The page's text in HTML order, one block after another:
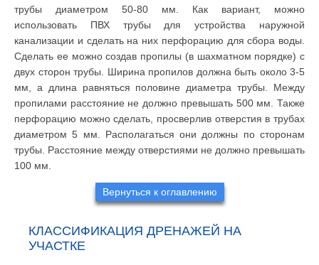
трубы диаметром 50-80 мм. Как вариант, можно
использовать ПВХ трубы для устройства наружной
канализации и сделать на них перфорацию для сбора воды.
Сделать ее можно создав пропилы (в шахматном порядке) с
двух сторон трубы. Ширина пропилов должна быть около 3-5
мм, а длина равняться половине диаметра трубы. Между
пропилами расстояние не должно превышать 500 мм. Также
перфорацию можно сделать, просверлив отверстия в трубах
диаметром 5 мм. Располагаться они должны по сторонам
трубы. Расстояние между отверстиями не должно превышать
100 мм.
Вернуться к оглавлению
КЛАССИФИКАЦИЯ ДРЕНАЖЕЙ НА
УЧАСТКЕ